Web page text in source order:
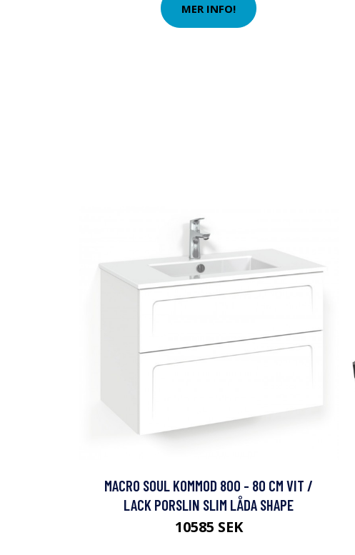
MER INFO!
MACRO SOUL KOMMOD 800 - 80 CM VIT /
LACK PORSLIN SLIM LÅDA SHAPE
10585 SEK